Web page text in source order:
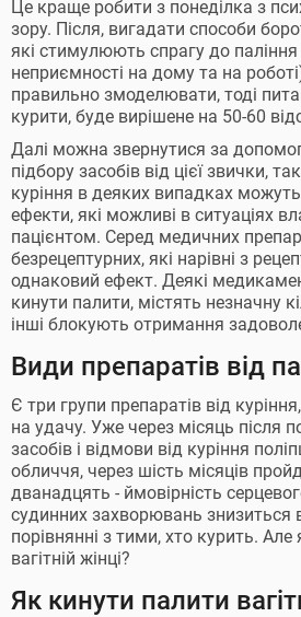
Це краще робити з понеділка з
зору. Після, вигадати способи
які стимулюють спрагу до паління
неприємності на дому та на
правильно змоделювати, тоді
курити, буде вирішене на 50-60
Далі можна звернутися за
підбору засобів від цієї звички,
куріння в деяких випадках
ефекти, які можливі в ситуаціях
пацієнтом. Серед медичних
безрецептурних, які нарівні з
однаковий ефект. Деякі
кинути палити, містять незначну
інші блокують отримання
Види препаратів від
Є три групи препаратів від
на удачу. Уже через місяць після
засобів і відмови від куріння
обличчя, через шість місяців
дванадцять - ймовірність
судинних захворювань знизиться
порівнянні з тими, хто курить.
вагітній жінці?
Як кинути палити